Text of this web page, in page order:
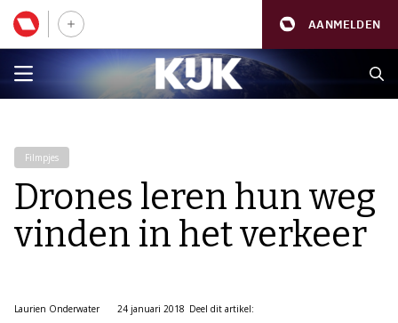
AANMELDEN
Filmpjes
Drones leren hun weg
vinden in het verkeer
Laurien Onderwater
24 januari 2018 Deel dit artikel: